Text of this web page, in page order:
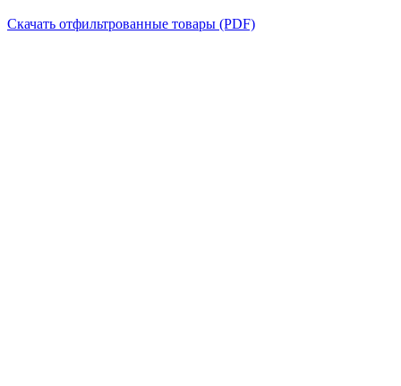
Скачать отфильтрованные товары (PDF)